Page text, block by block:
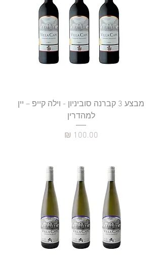
מבצע 3 קברנה סוביניון - וילה קייפ – יין
למהדרין
מחיר